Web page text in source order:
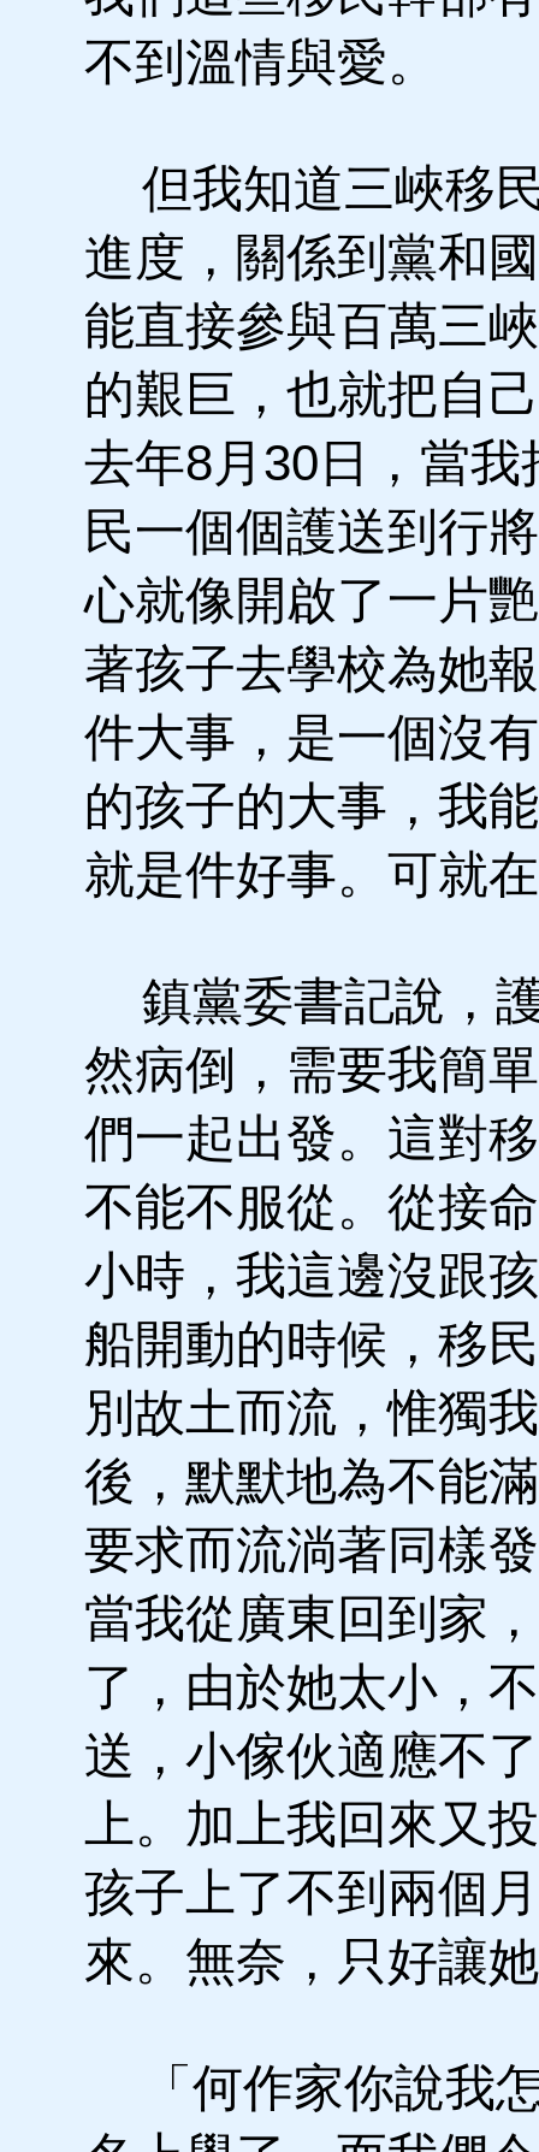
不到溫情與愛。
但我知道三峽移
進度，關係到黨和
能直接參與百萬三
的艱巨，也就把自
去年8月30日，當
民一個個護送到行
心就像開啟了一片
著孩子去學校為她
件大事，是一個沒
的孩子的大事，我
就是件好事。可就
鎮黨委書記說，
然病倒，需要我簡
們一起出發。這對
不能不服從。從接
小時，我這邊沒跟
船開動的時候，移
別故土而流，惟獨
後，默默地為不能
要求而流淌著同樣
當我從廣東回到家
了，由於她太小，
送，小傢伙適應不
上。加上我回來又
孩子上了不到兩個
來。無奈，只好讓
「何作家你說我